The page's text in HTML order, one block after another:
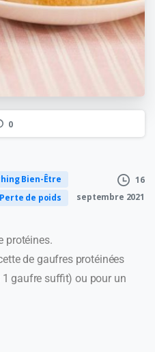
0
Bien-Être
Perte de poids
16
septembre 2021
protéines.
de gaufres protéinées
gaufre suffit) ou pour un